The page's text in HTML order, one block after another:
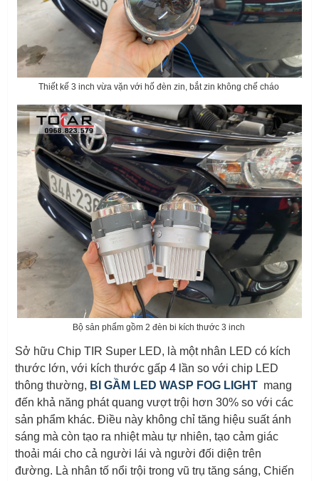
Thiết kế 3 inch vừa vặn với hố đèn zin, bắt zin không chế cháo
Bộ sản phẩm gồm 2 đèn bi kích thước 3 inch
Sở hữu Chip TIR Super LED, là một nhân LED có kích
thước lớn, với kích thước gấp 4 lần so với chip LED
thông thường, BI GẦM LED WASP FOG LIGHT mang
đến khả năng phát quang vượt trội hơn 30% so với các
sản phẩm khác. Điều này không chỉ tăng hiệu suất ánh
sáng mà còn tạo ra nhiệt màu tự nhiên, tạo cảm giác
thoải mái cho cả người lái và người đối diện trên
đường. Là nhân tố nổi trội trong vũ trụ tăng sáng, Chiến